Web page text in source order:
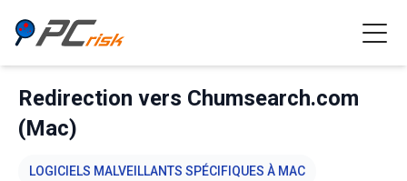
Redirection vers Chumsearch.com
(Mac)
LOGICIELS MALVEILLANTS SPÉCIFIQUES À MAC